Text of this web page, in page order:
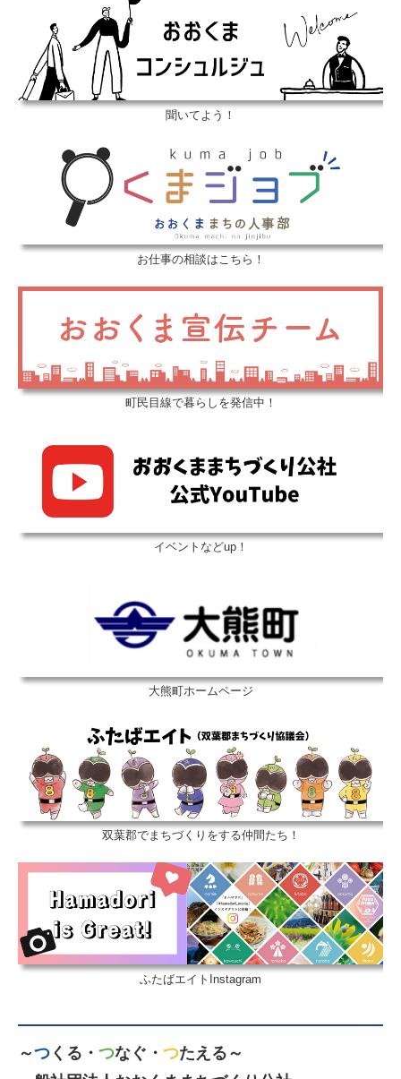
聞いてよう！
お仕事の相談はこちら！
町民目線で暮らしを発信中！
イベントなどup！
大熊町ホームページ
双葉郡でまちづくりをする仲間たち！
ふたばエイトInstagram
～つ くる・ つなぐ・ つたえる～